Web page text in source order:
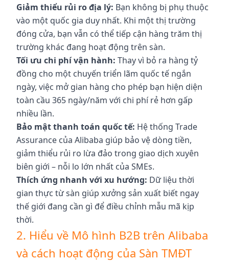
Giảm thiểu rủi ro địa lý: Bạn không bị phụ thuộc
vào một quốc gia duy nhất. Khi một thị trường
đóng cửa, bạn vẫn có thể tiếp cận hàng trăm thị
trường khác đang hoạt động trên sàn.
Tối ưu chi phí vận hành: Thay vì bỏ ra hàng tỷ
đồng cho một chuyến triển lãm quốc tế ngắn
ngày, việc mở gian hàng cho phép bạn hiện diện
toàn cầu 365 ngày/năm với chi phí rẻ hơn gấp
nhiều lần.
Bảo mật thanh toán quốc tế: Hệ thống Trade
Assurance của Alibaba giúp bảo vệ dòng tiền,
giảm thiểu rủi ro lừa đảo trong giao dịch xuyên
biên giới – nỗi lo lớn nhất của SMEs.
Thích ứng nhanh với xu hướng: Dữ liệu thời
gian thực từ sàn giúp xưởng sản xuất biết ngay
thế giới đang cần gì để điều chỉnh mẫu mã kịp
thời.
2. Hiểu về Mô hình B2B trên Alibaba
và cách hoạt động của Sàn TMĐT